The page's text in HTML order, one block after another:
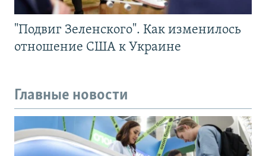
"Подвиг Зеленского". Как изменилось
отношение США к Украине
Главные новости